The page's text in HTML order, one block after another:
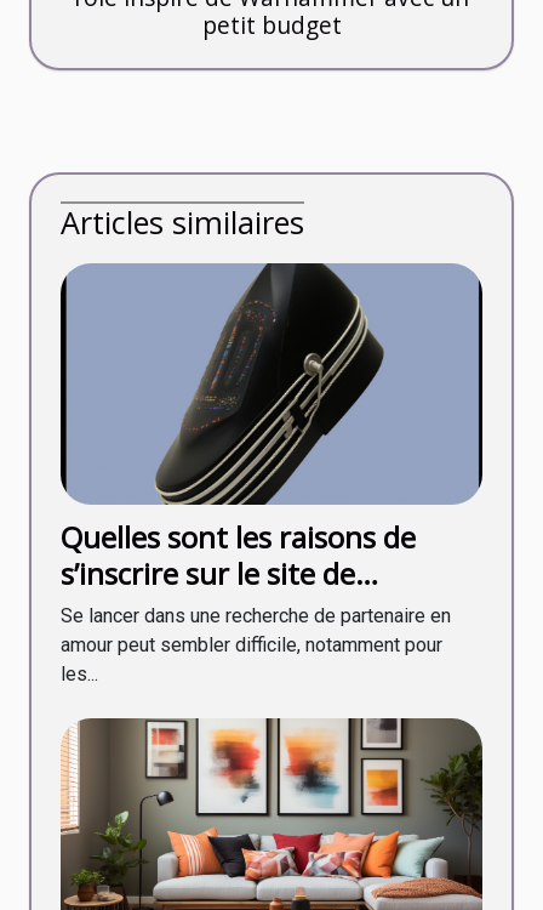
petit budget
Articles similaires
Quelles sont les raisons de
s’inscrire sur le site de
rencontre My Transsexuel
Date ?
Se lancer dans une recherche de partenaire en
amour peut sembler difficile, notamment pour
les...